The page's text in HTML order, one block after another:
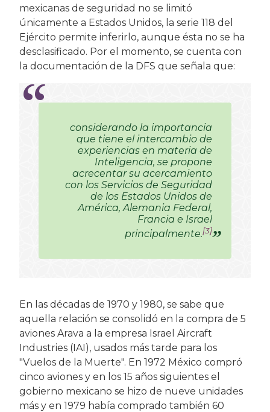
mexicanas de seguridad no se limitó
únicamente a Estados Unidos, la serie 118 del
Ejército permite inferirlo, aunque ésta no se ha
desclasificado. Por el momento, se cuenta con
la documentación de la DFS que señala que:
considerando la importancia
que tiene el intercambio de
experiencias en materia de
Inteligencia, se propone
acrecentar su acercamiento
con los Servicios de Seguridad
de los Estados Unidos de
América, Alemania Federal,
Francia e Israel
principalmente.[3]
En las décadas de 1970 y 1980, se sabe que
aquella relación se consolidó en la compra de 5
aviones Arava a la empresa Israel Aircraft
Industries (IAI), usados más tarde para los
"Vuelos de la Muerte". En 1972 México compró
cinco aviones y en los 15 años siguientes el
gobierno mexicano se hizo de nueve unidades
más y en 1979 había comprado también 60